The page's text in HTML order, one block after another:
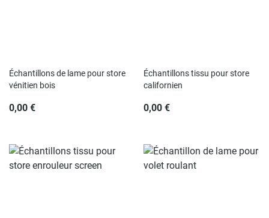
Échantillons de lame pour store
vénitien bois
0,00 €
Échantillons tissu pour store
californien
0,00 €